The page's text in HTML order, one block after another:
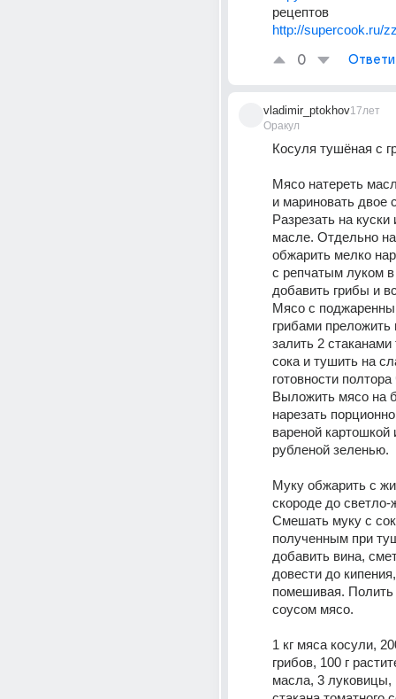
рецептов
http://supercook.ru/
0
vladimir_ptokhov
Оракул
17лет
Косуля тушёная с
Мясо натереть
и мариновать двое
Разрезать на
масле. Отдельно
обжарить мелко
с репчатым луком
добавить грибы и
Мясо с
грибами
залить 2 стаканами
сока и тушить на
готовности полтора
Выложить мясо на
нарезать
вареной картошкой
рубленой зеленью.
Муку обжарить с
скороде до светло-
Смешать муку с
полученным при
добавить вина,
довести до
помешивая.
соусом мясо.
1 кг мяса косули,
грибов, 100 г
масла, 3 луковицы,